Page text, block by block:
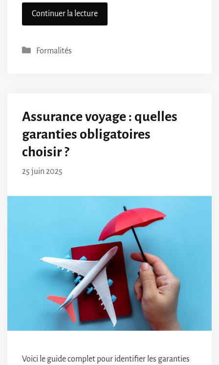
Continuer la lecture
Catégories
Formalités
Assurance voyage : quelles
garanties obligatoires
choisir ?
25 juin 2025
Voici le guide complet pour identifier les garanties